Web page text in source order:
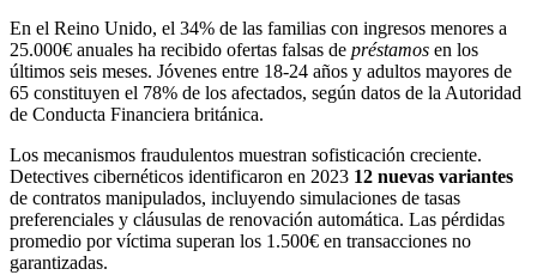
En el Reino Unido, el 34% de las familias con ingresos menores a
25.000€ anuales ha recibido ofertas falsas de préstamos en los
últimos seis meses. Jóvenes entre 18-24 años y adultos mayores de
65 constituyen el 78% de los afectados, según datos de la Autoridad
de Conducta Financiera británica.
Los mecanismos fraudulentos muestran sofisticación creciente.
Detectives cibernéticos identificaron en 2023 12 nuevas variantes
de contratos manipulados, incluyendo simulaciones de tasas
preferenciales y cláusulas de renovación automática. Las pérdidas
promedio por víctima superan los 1.500€ en transacciones no
garantizadas.